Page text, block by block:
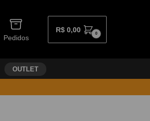
Pedidos
R$ 0,00 0
OUTLET